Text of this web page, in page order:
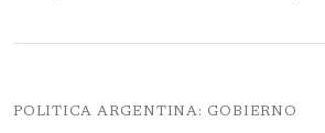
POLITICA ARGENTINA: GOBIERNO